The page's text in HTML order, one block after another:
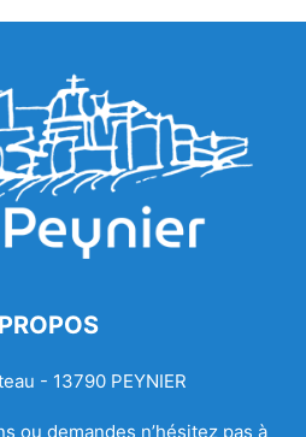
- 13790 PEYNIER
ou demandes n’hésitez pas à